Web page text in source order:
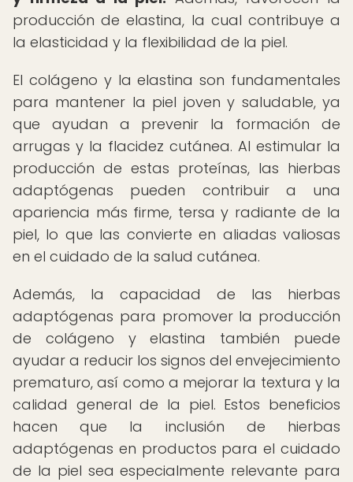
producción de elastina, la cual contribuye a
la elasticidad y la flexibilidad de la piel.
El colágeno y la elastina son fundamentales
para mantener la piel joven y saludable, ya
que ayudan a prevenir la formación de
arrugas y la flacidez cutánea. Al estimular la
producción de estas proteínas, las hierbas
adaptógenas pueden contribuir a una
apariencia más firme, tersa y radiante de la
piel, lo que las convierte en aliadas valiosas
en el cuidado de la salud cutánea.
Además, la capacidad de las hierbas
adaptógenas para promover la producción
de colágeno y elastina también puede
ayudar a reducir los signos del envejecimiento
prematuro, así como a mejorar la textura y la
calidad general de la piel. Estos beneficios
hacen que la inclusión de hierbas
adaptógenas en productos para el cuidado
de la piel sea especialmente relevante para